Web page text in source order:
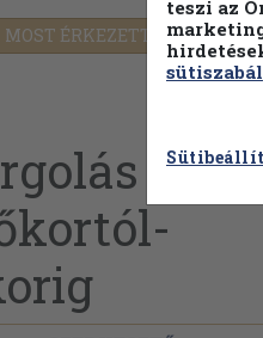
MOST ÉRKEZETT
teszi az